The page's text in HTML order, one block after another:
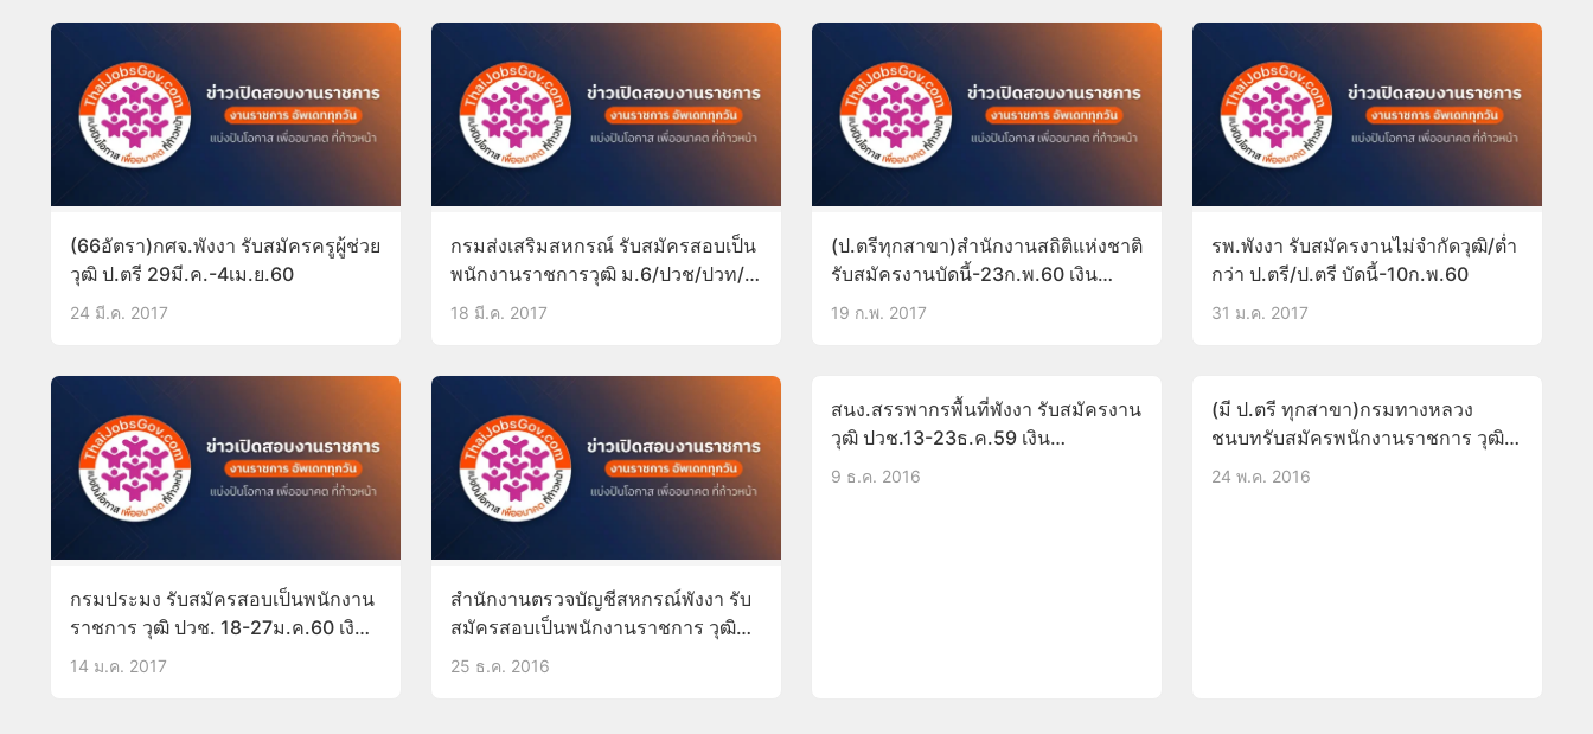
(66อัตรา)กศจ.พังงา รับสมัครครูผู้ช่วย
วุฒิ ป.ตรี 29มี.ค.-4เม.ย.60
24 มี.ค. 2017
กรมส่งเสริมสหกรณ์ รับสมัครสอบเป็น
พนักงานราชการวุฒิ ม.6/ปวช/ปวท/
ปวส/อนุปริญญา บัดนี้-21มี.ค.60
18 มี.ค. 2017
(ป.ตรีทุกสาขา)สำนักงานสถิติแห่งชาติ
รับสมัครงานบัดนี้-23ก.พ.60 เงิน
เดือน15,000
19 ก.พ. 2017
รพ.พังงา รับสมัครงานไม่จำกัดวุฒิ/ต่ำ
กว่า ป.ตรี/ป.ตรี บัดนี้-10ก.พ.60
31 ม.ค. 2017
กรมประมง รับสมัครสอบเป็นพนักงาน
ราชการ วุฒิ ปวช. 18-27ม.ค.60 เงิน
เดือน11,280
14 ม.ค. 2017
สำนักงานตรวจบัญชีสหกรณ์พังงา รับ
สมัครสอบเป็นพนักงานราชการ วุฒิ
ป.ตรี บัดนี้-28ธ.ค.59
25 ธ.ค. 2016
สนง.สรรพากรพื้นที่พังงา รับสมัครงาน
วุฒิ ปวช.13-23ธ.ค.59 เงิน
เดือน11,400
9 ธ.ค. 2016
(มี ป.ตรี ทุกสาขา)กรมทางหลวง
ชนบทรับสมัครพนักงานราชการ วุฒิ
ปวส.-ป.ตรี เงินเดือน12,410-18,000
24 พ.ค. 2016